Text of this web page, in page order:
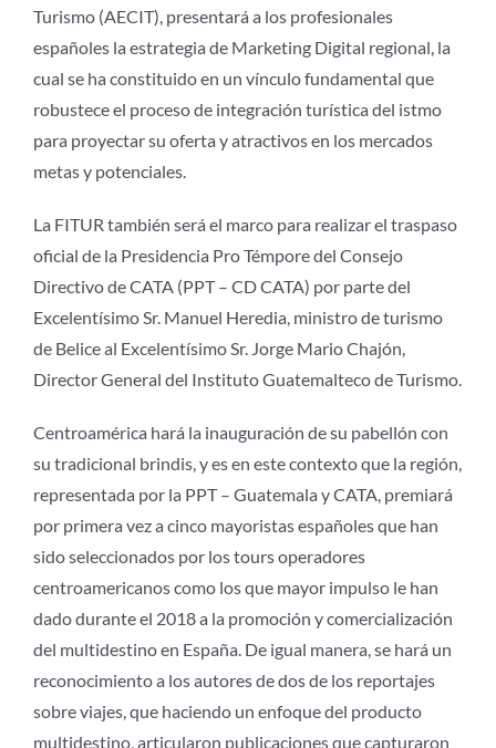
Turismo (AECIT), presentará a los profesionales
españoles la estrategia de Marketing Digital regional, la
cual se ha constituido en un vínculo fundamental que
robustece el proceso de integración turística del istmo
para proyectar su oferta y atractivos en los mercados
metas y potenciales.
La FITUR también será el marco para realizar el traspaso
oficial de la Presidencia Pro Témpore del Consejo
Directivo de CATA (PPT – CD CATA) por parte del
Excelentísimo Sr. Manuel Heredia, ministro de turismo
de Belice al Excelentísimo Sr. Jorge Mario Chajón,
Director General del Instituto Guatemalteco de Turismo.
Centroamérica hará la inauguración de su pabellón con
su tradicional brindis, y es en este contexto que la región,
representada por la PPT – Guatemala y CATA, premiará
por primera vez a cinco mayoristas españoles que han
sido seleccionados por los tours operadores
centroamericanos como los que mayor impulso le han
dado durante el 2018 a la promoción y comercialización
del multidestino en España. De igual manera, se hará un
reconocimiento a los autores de dos de los reportajes
sobre viajes, que haciendo un enfoque del producto
multidestino, articularon publicaciones que capturaron